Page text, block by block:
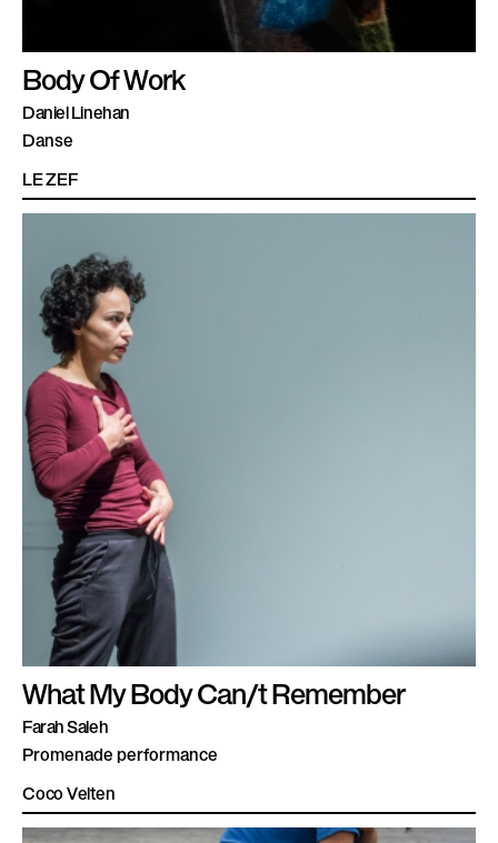
Body Of Work
Daniel Linehan
Danse
LE ZEF
What My Body Can/t Remember
Farah Saleh
Promenade performance
Coco Velten